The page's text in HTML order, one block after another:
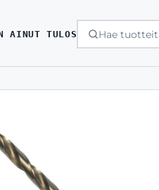
AINUT TULOS